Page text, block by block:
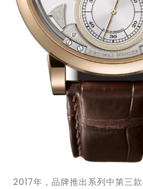
2017年，品牌推出系列中第三